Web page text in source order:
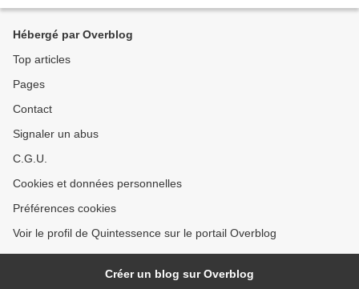
Hébergé par Overblog
Top articles
Pages
Contact
Signaler un abus
C.G.U.
Cookies et données personnelles
Préférences cookies
Voir le profil de Quintessence sur le portail Overblog
Créer un blog sur Overblog